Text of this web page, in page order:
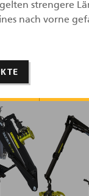
strengere
nach vorne